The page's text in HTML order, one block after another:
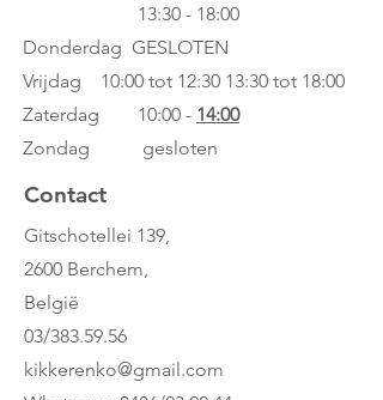
Inclusief 8 jungledierenmaskers en
glanzende mozaïekstickers
eenvoudige doe-het-zelf voor
jongere kinderen
Maskers meten ca. 16 x 10 cm
13:30 - 18:00
Donderdag GESLOTEN
Vrijdag 10:00 tot 12:30 13:30 tot 18:00
Zaterdag 10:00 - 14:00
Zondag gesloten
Contact
Gitschotellei 139,
2600 Berchem,
België
03/383.59.56
kikkerenko@gmail.com